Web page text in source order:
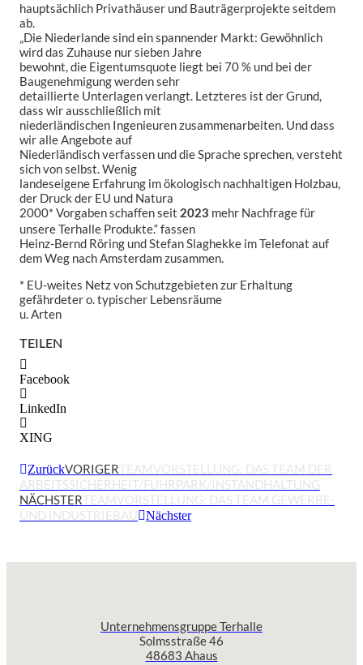
hauptsächlich Privathäuser und Bauträgerprojekte seitdem
ab.
„Die Niederlande sind ein spannender Markt: Gewöhnlich
wird das Zuhause nur sieben Jahre
bewohnt, die Eigentumsquote liegt bei 70 % und bei der
Baugenehmigung werden sehr
detaillierte Unterlagen verlangt. Letzteres ist der Grund,
dass wir ausschließlich mit
niederländischen Ingenieuren zusammenarbeiten. Und dass
wir alle Angebote auf
Niederländisch verfassen und die Sprache sprechen, versteht
sich von selbst. Wenig
landeseigene Erfahrung im ökologisch nachhaltigen Holzbau,
der Druck der EU und Natura
2000* Vorgaben schaffen seit 2023 mehr Nachfrage für
unsere Terhalle Produkte.“ fassen
Heinz-Bernd Röring und Stefan Slaghekke im Telefonat auf
dem Weg nach Amsterdam zusammen.
* EU-weites Netz von Schutzgebieten zur Erhaltung
gefährdeter o. typischer Lebensräume
u. Arten
TEILEN
Facebook
LinkedIn
XING
ZurückVORIGERTEAMVORSTELLUNG: DAS TEAM DER
ARBEITSSICHERHEIT/FUHRPARK/INSTANDHALTUNG
NÄCHSTERTEAMVORSTELLUNG: DAS TEAM GEWERBE-
UND INDUSTRIEBAU
Nächster
Unternehmensgruppe Terhalle
Solmsstraße 46
48683 Ahaus